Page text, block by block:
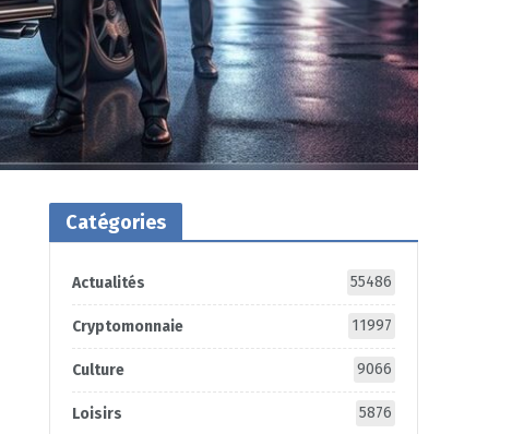
Catégories
Actualités 55486
Cryptomonnaie 11997
Culture 9066
Loisirs 5876